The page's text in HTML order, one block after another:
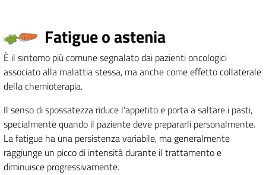
Fatigue o astenia
È il sintomo più comune segnalato dai pazienti oncologici
associato alla malattia stessa, ma anche come effetto collaterale
della chemioterapia.
Il senso di spossatezza riduce l’appetito e porta a saltare i pasti,
specialmente quando il paziente deve prepararli personalmente.
La fatigue ha una persistenza variabile, ma generalmente
raggiunge un picco di intensità durante il trattamento e
diminuisce progressivamente.